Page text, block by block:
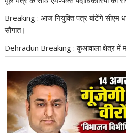
Breaking : आज नियुक्ति पत्र बांटेंगे सीएम
सौगात।
Dehradun Breaking : कुआंवाला क्षेत्र में